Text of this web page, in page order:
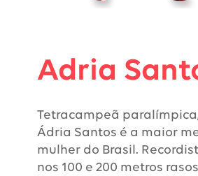
Adria
Tetracampeã
Ádria Santos é a maior
mulher do Brasil.
nos 100 e 200 metros